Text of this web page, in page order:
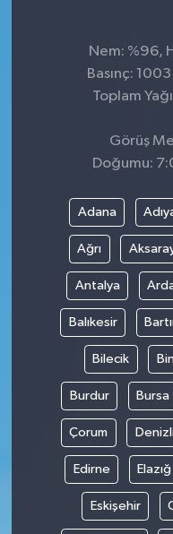
Nem: %96,
Basınç:
Toplam
Görüş
Doğumu:
Adana
Ağrı
Antalya
Balıkesir
Bilecik
Burdur Bursa
Çorum
Edirne Elazığ
Eskişehir